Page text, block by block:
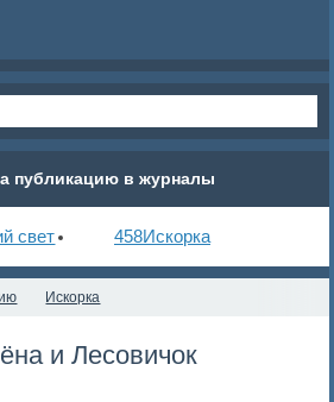
публикацию в журналы
свет 458Искорка
Искорка
и Лесовичок